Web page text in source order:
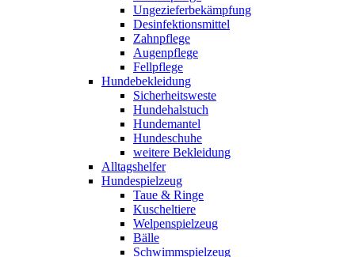
Ungezieferbekämpfung
Desinfektionsmittel
Zahnpflege
Augenpflege
Fellpflege
Hundebekleidung
Sicherheitsweste
Hundehalstuch
Hundemantel
Hundeschuhe
weitere Bekleidung
Alltagshelfer
Hundespielzeug
Taue & Ringe
Kuscheltiere
Welpenspielzeug
Bälle
Schwimmspielzeug